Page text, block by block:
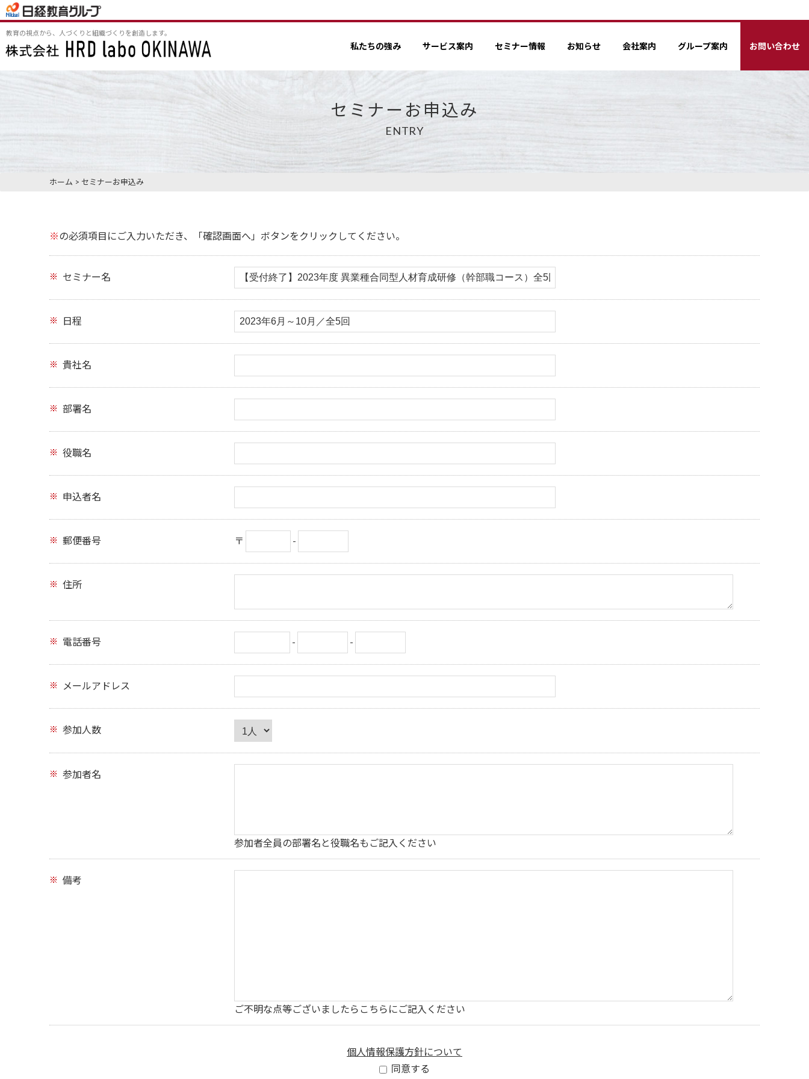
教育の視点から、人づくりと組織づくりを創造します。
私たちの強み サービス案内 セミナー情報 お知らせ 会社案内 グループ案内 お問い合わせ
セミナーお申込み
ENTRY
ホーム > セミナーお申込み
※の必須項目にご入力いただき、「確認画面へ」ボタンをクリックしてください。
セミナー名
日程
貴社名
部署名
役職名
申込者名
郵便番号 〒 -
住所
電話番号 - -
メールアドレス
参加人数
参加者名
参加者全員の部署名と役職名もご記入ください
備考
ご不明な点等ございましたらこちらにご記入ください
個人情報保護方針について
同意する